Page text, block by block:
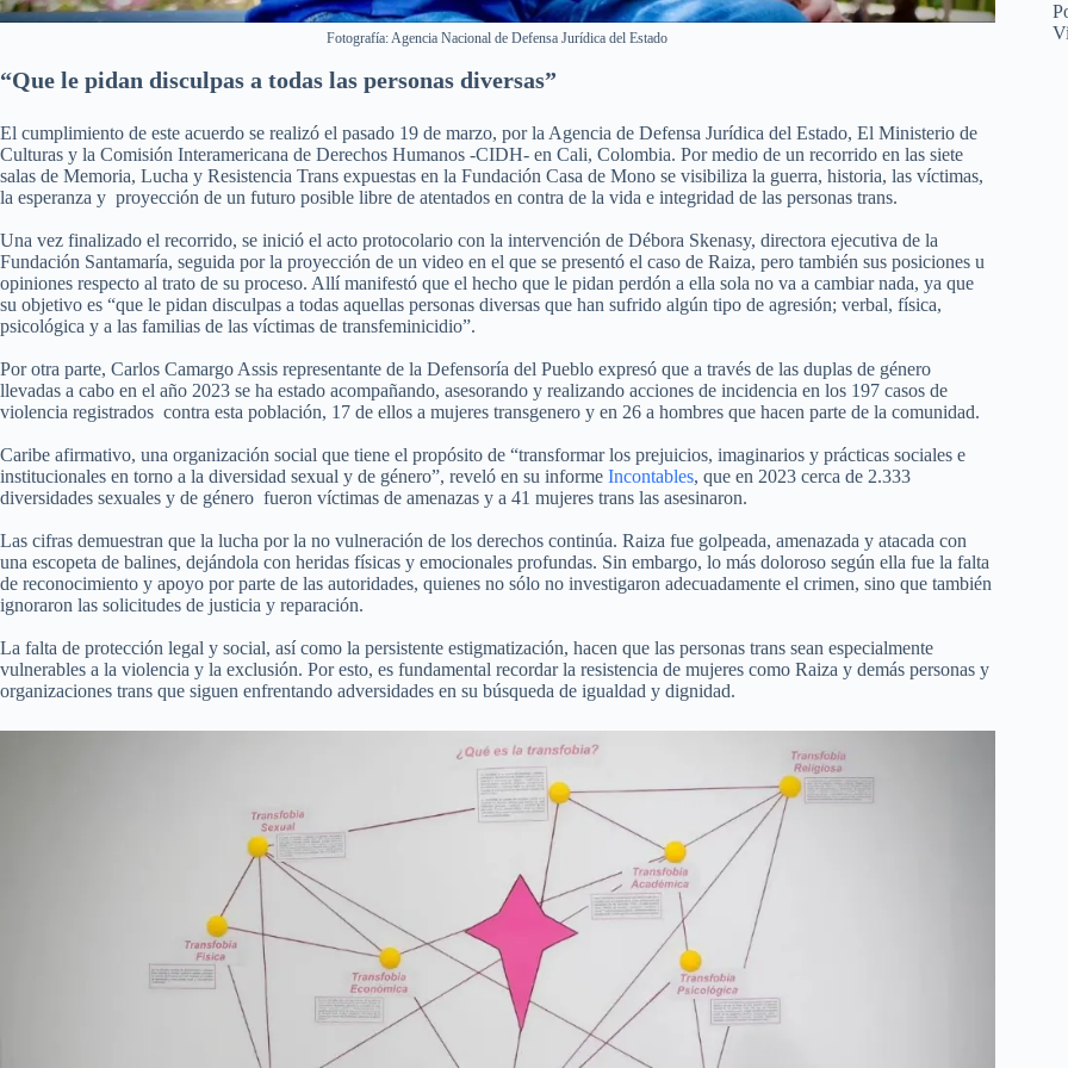
Fotografía: Agencia Nacional de Defensa Jurídica del Estado
“Que le pidan disculpas a todas las personas diversas”
El cumplimiento de este acuerdo se realizó el pasado 19 de marzo, por la Agencia de Defensa Jurídica del Estado, El Ministerio de
Culturas y la Comisión Interamericana de Derechos Humanos -CIDH- en Cali, Colombia. Por medio de un recorrido en las siete
salas de Memoria, Lucha y Resistencia Trans expuestas en la Fundación Casa de Mono se visibiliza la guerra, historia, las víctimas,
la esperanza y proyección de un futuro posible libre de atentados en contra de la vida e integridad de las personas trans.
Una vez finalizado el recorrido, se inició el acto protocolario con la intervención de Débora Skenasy, directora ejecutiva de la
Fundación Santamaría, seguida por la proyección de un video en el que se presentó el caso de Raiza, pero también sus posiciones u
opiniones respecto al trato de su proceso. Allí manifestó que el hecho que le pidan perdón a ella sola no va a cambiar nada, ya que
su objetivo es “que le pidan disculpas a todas aquellas personas diversas que han sufrido algún tipo de agresión; verbal, física,
psicológica y a las familias de las víctimas de transfeminicidio”.
Por otra parte, Carlos Camargo Assis representante de la Defensoría del Pueblo expresó que a través de las duplas de género
llevadas a cabo en el año 2023 se ha estado acompañando, asesorando y realizando acciones de incidencia en los 197 casos de
violencia registrados contra esta población, 17 de ellos a mujeres transgenero y en 26 a hombres que hacen parte de la comunidad.
Caribe afirmativo, una organización social que tiene el propósito de “transformar los prejuicios, imaginarios y prácticas sociales e
institucionales en torno a la diversidad sexual y de género”, reveló en su informe Incontables, que en 2023 cerca de 2.333
diversidades sexuales y de género fueron víctimas de amenazas y a 41 mujeres trans las asesinaron.
Las cifras demuestran que la lucha por la no vulneración de los derechos continúa. Raiza fue golpeada, amenazada y atacada con
una escopeta de balines, dejándola con heridas físicas y emocionales profundas. Sin embargo, lo más doloroso según ella fue la falta
de reconocimiento y apoyo por parte de las autoridades, quienes no sólo no investigaron adecuadamente el crimen, sino que también
ignoraron las solicitudes de justicia y reparación.
La falta de protección legal y social, así como la persistente estigmatización, hacen que las personas trans sean especialmente
vulnerables a la violencia y la exclusión. Por esto, es fundamental recordar la resistencia de mujeres como Raiza y demás personas y
organizaciones trans que siguen enfrentando adversidades en su búsqueda de igualdad y dignidad.